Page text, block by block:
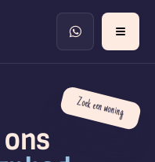
Zoek een woning